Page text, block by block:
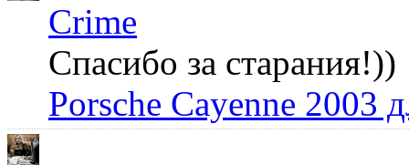
Crime
Спасибо за старания!))
Porsche Cayenne 2003